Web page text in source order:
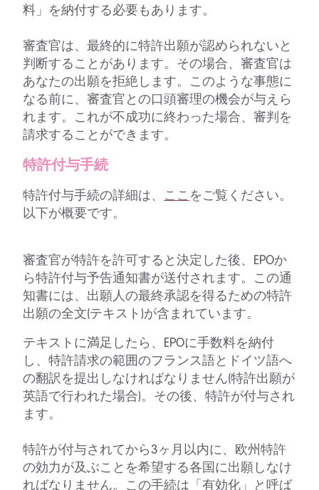
料」を納付する必要もあります。
審査官は、最終的に特許出願が認められないと
判断することがあります。その場合、審査官は
あなたの出願を拒絶します。このような事態に
なる前に、審査官との口頭審理の機会が与えら
れます。これが不成功に終わった場合、審判を
請求することができます。
特許付与手続
特許付与手続の詳細は、 ここ をご覧ください。
以下が概要です。
審査官が特許を許可すると決定した後、EPOか
ら特許付与予告通知書が送付されます。この通
知書には、出願人の最終承認を得るための特許
出願の全文(テキスト)が含まれています。
テキストに満足したら、EPOに手数料を納付
し、特許請求の範囲のフランス語とドイツ語へ
の翻訳を提出しなければなりません(特許出願が
英語で行われた場合)。その後、特許が付与され
ます。
特許が付与されてから3ヶ月以内に、欧州特許
の効力が及ぶことを希望する各国に出願しなけ
ればなりません。この手続は「有効化」と呼ば